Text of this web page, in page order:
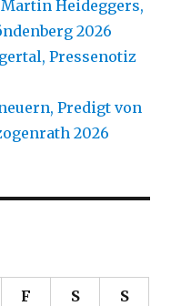
Heideggers,
2026
Pressenotiz
Predigt von
2026
F S S